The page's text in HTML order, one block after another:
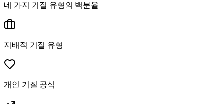
네 가지 기질 유형의 백분율
지배적 기질 유형
개인 기질 공식